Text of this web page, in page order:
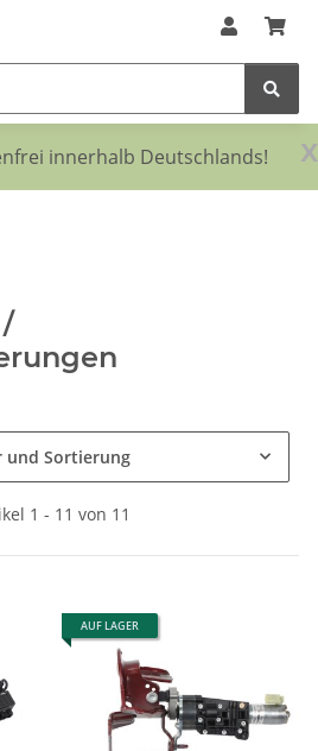
x
innerhalb Deutschlands!
und Sortierung
1 - 11 von 11
AUF LAGER